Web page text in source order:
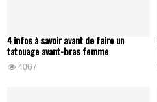
4 infos à savoir avant de faire un
tatouage avant-bras femme
4067